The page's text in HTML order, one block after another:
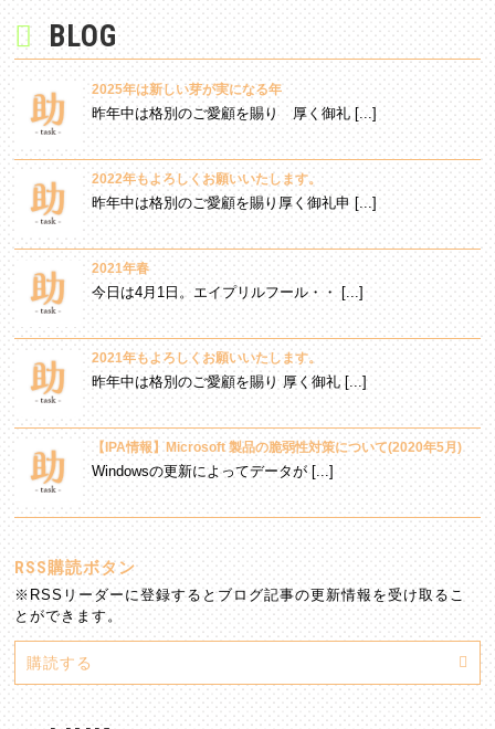
BLOG
2025年は新しい芽が実になる年
昨年中は格別のご愛顧を賜り 厚く御礼 [...]
2022年もよろしくお願いいたします。
昨年中は格別のご愛顧を賜り厚く御礼申 [...]
2021年春
今日は4月1日。エイプリルフール・・ [...]
2021年もよろしくお願いいたします。
昨年中は格別のご愛顧を賜り 厚く御礼 [...]
【IPA情報】Microsoft 製品の脆弱性対策について(2020年5月)
Windowsの更新によってデータが [...]
RSS購読ボタン
※RSSリーダーに登録するとブログ記事の更新情報を受け取るこ
とができます。
購読する